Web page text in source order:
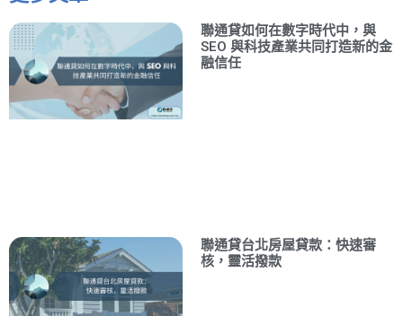
聯通貸如何在數字時代中，與
SEO 與科技產業共同打造新的金
融信任
聯通貸台北房屋貸款：快速審
核，靈活撥款